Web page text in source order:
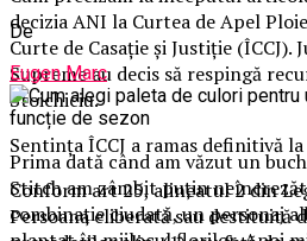
decizia ANI la Curtea de Apel
Curte de Casație și Justiție (ÎCCJ).
Supreme au decis să respingă
Stoichiciu.
Sentința ÎCCJ a ramas definitivă
Conform art 25, alineatul 2 din
Persoana eliberată sau
De
Eugen Marc
Prima dată când am văzut un
Stitch am zâmbit puțin
combinație ciudată, un personaj